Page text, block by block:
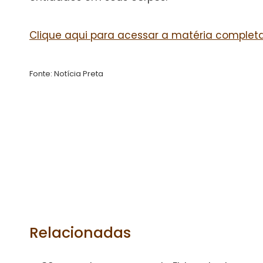
Clique aqui para acessar a matéria
Fonte: Notícia Preta
Relacionadas